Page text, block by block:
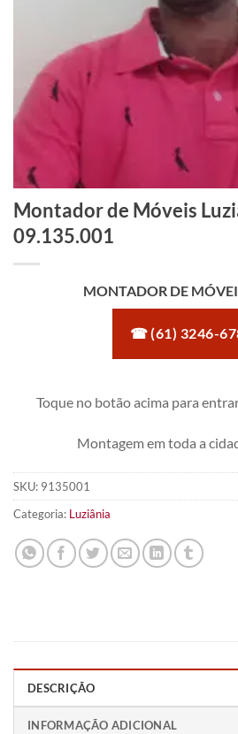
Montador de Móveis
09.135.001
MONTADOR DE
☎ (61) 3246-
Toque no botão acima para
Montagem em toda a
SKU: 9135001
Categoria: Luziânia
DESCRIÇÃO
INFORMAÇÃO ADICIONAL